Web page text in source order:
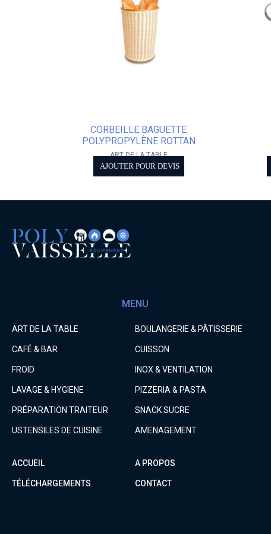
CORBEILLE BAGUETTE
POLYPROPYLÈNE ROTTAN
ART DE LA TABLE
AJOUTER POUR DEVIS
MENU
ART DE LA TABLE BOULANGERIE & PÂTISSERIE
CAFÉ & BAR CUISSON
FROID INOX & VENTILATION
LAVAGE & HYGIENE PIZZERIA & PASTA
PRÉPARATION TRAITEUR SNACK SUCRE
USTENSILES DE CUISINE AMENAGEMENT
ACCUEIL A PROPOS
TÉLÉCHARGEMENTS CONTACT